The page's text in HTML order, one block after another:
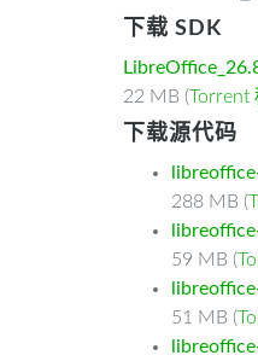
下载 SDK
22 MB (Torrent
下载源代码
288 MB (
59 MB (
51 MB (